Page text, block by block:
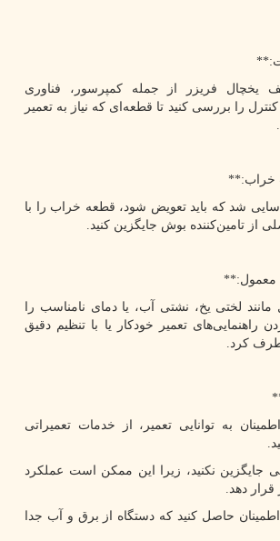
فریزر از جمله کمپرسور، فناوری
را بررسی کنید تا قطعه‌ای که نیاز به تعمیر
شد که باید تعویض شود، قطعه خراب را با
از تامین‌کننده بوش جایگزین کنید.
لختی یخ، نشتی آب، یا دمای نامناسب را
راهنمایی‌های تعمیر خودکار یا با تنظیم دقیق
کرد.
به توانایی تعمیر، از خدمات تعمیراتی
جایگزین نکنید، زیرا این ممکن است عملکرد
قرار دهد.
حاصل کنید که دستگاه از برق و آب جدا